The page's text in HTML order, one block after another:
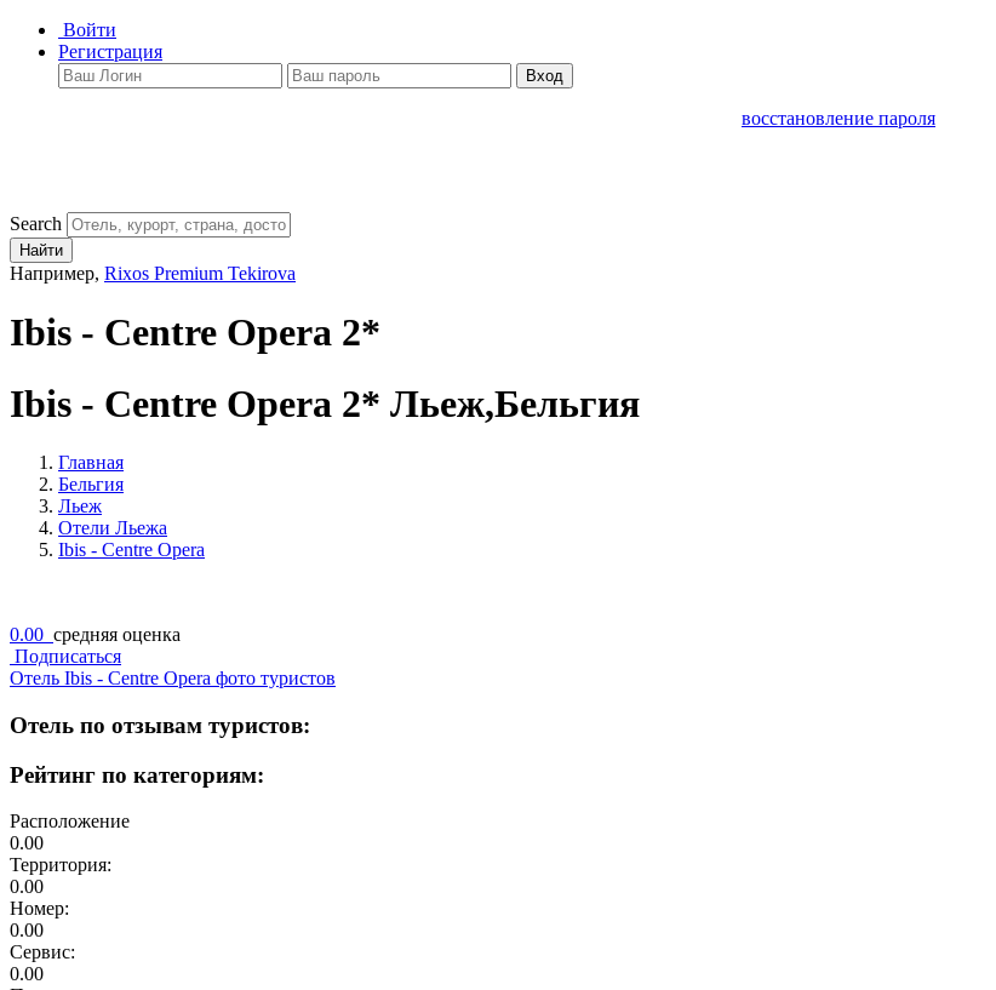
Войти
Регистрация
Вход
восстановление пароля
Search
Найти
Например, Rixos Premium Tekirova
Ibis - Centre Opera 2*
Ibis - Centre Opera 2* Льеж,Бельгия
Главная
Бельгия
Льеж
Отели Льежа
Ibis - Centre Opera
0.00 средняя оценка
Подписаться
Отель Ibis - Centre Opera фото туристов
Отель по отзывам туристов:
Рейтинг по категориям:
Расположение
0.00
Территория:
0.00
Номер:
0.00
Сервис:
0.00